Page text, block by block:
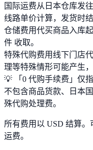
国际运费从日本仓库发
线路单价计算，发货时结
仓储费用代买商品入库
件 收取。
特殊代购费用线下门店
理等特殊情形可能产生
💡
「0 代购手续费」仅
不包含商品货款、日本
殊代购处理费。
所有费用以 USD 结算。
运费。